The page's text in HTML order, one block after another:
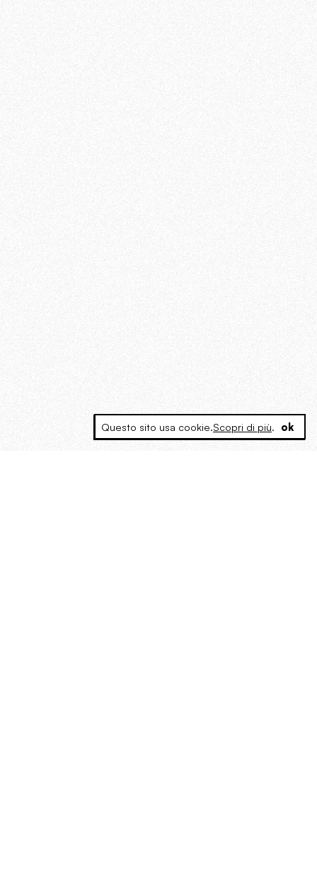
Questo sito usa cookie.Scopri di più. ok